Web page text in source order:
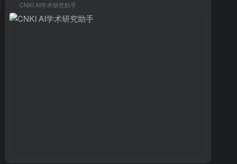
CNKI AI学术研究助手